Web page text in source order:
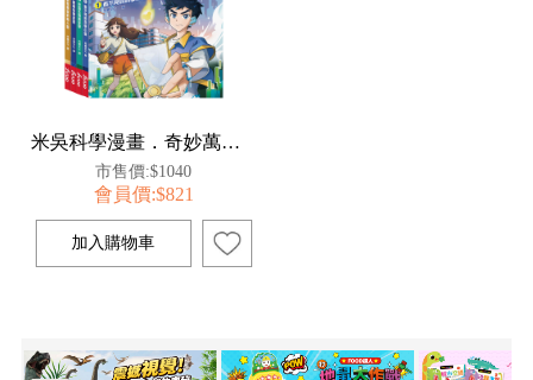
米吳科學漫畫．奇妙萬象篇第一輯(1-4冊)
市售價:$1040
會員價:$821